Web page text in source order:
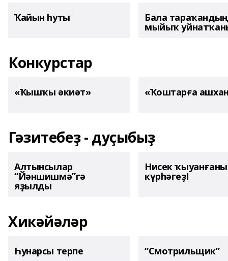
Ҡайын һуты Бала тараҡандың
мыйыҡ
Конкурстар
«Ҡышҡы әкиәт» «Ҡоштарға
Гәзитебеҙ - дуҫыбыҙ
Алтынсылар
“Йәншишмә”гә
яҙылды
Нисек
күрһәгеҙ!
Хикәйәләр
Һунарсы терпе “Смотрильщик”